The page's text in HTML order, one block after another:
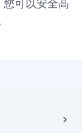
可以安全高